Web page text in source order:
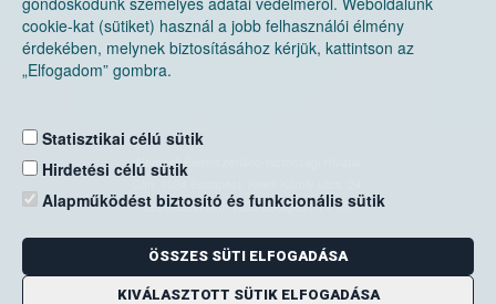
cookie-kat (sütiket) használ a jobb felhasználói élmény
érdekében, melynek biztosításához kérjük, kattintson az
„Elfogadom” gombra.
Statisztikai célú sütik
Hirdetési célú sütik
Alapműködést biztosító és funkcionális sütik
ÖSSZES SÜTI ELFOGADÁSA
KIVÁLASZTOTT SÜTIK ELFOGADÁSA
Nemzeti Élelmiszerlánc-biztonsági Hivatal
Levelezési cím: 1525 Budapest. Pf. 30.
E-mail:ugyfelszolgalat@nebih.gov.hu
Zöld szám: 06-80/263-244